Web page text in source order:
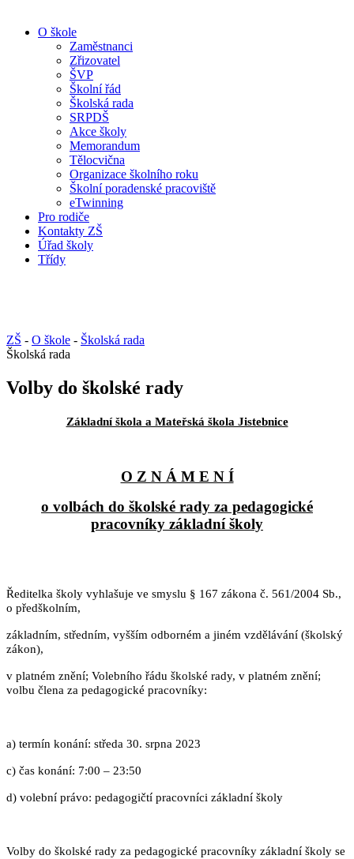
O škole
Zaměstnanci
Zřizovatel
ŠVP
Školní řád
Školská rada
SRPDŠ
Akce školy
Memorandum
Tělocvična
Organizace školního roku
Školní poradenské pracoviště
eTwinning
Pro rodiče
Kontakty ZŠ
Úřad školy
Třídy
ZŠ - O škole - Školská rada
Školská rada
Volby do školské rady
Základní škola a Mateřská škola Jistebnice
O Z N Á M E N Í
o volbách do školské rady za pedagogické
pracovníky základní školy
Ředitelka školy vyhlašuje ve smyslu § 167 zákona č. 561/2004 Sb.,
o předškolním,
základním, středním, vyšším odborném a jiném vzdělávání (školský
zákon),
v platném znění; Volebního řádu školské rady, v platném znění;
volbu člena za pedagogické pracovníky:
a) termín konání: středa 30. srpna 2023
c) čas konání: 7:00 – 23:50
d) volební právo: pedagogičtí pracovníci základní školy
Volby do školské rady za pedagogické pracovníky základní školy se